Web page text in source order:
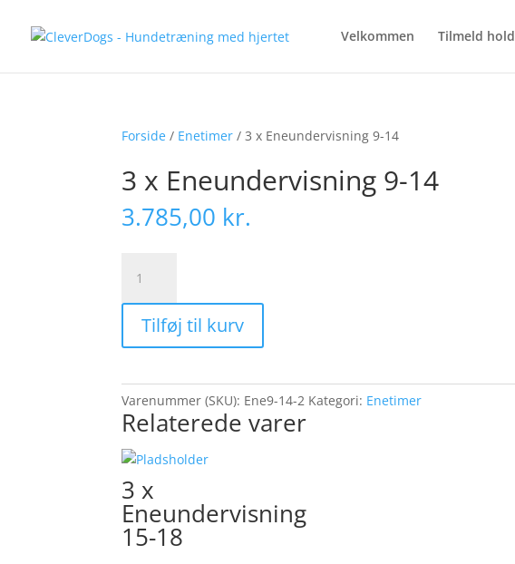
Velkommen Tilmeld hold
Forside / Enetimer / 3 x Eneundervisning 9-14
3 x Eneundervisning 9-14
3.785,00 kr.
Eneundervisning
14
Tilføj til kurv
Varenummer (SKU): Ene9-14-2 Kategori: Enetimer
Relaterede varer
3 x
Eneundervisning
15-18